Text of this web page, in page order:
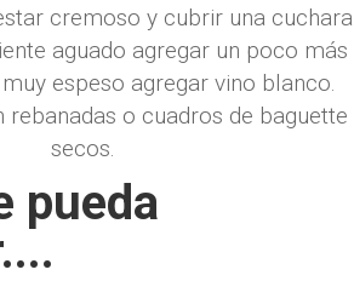
cremoso y cubrir una cuchara
aguado agregar un poco más
espeso agregar vino blanco.
rebanadas o cuadros de baguette
secos.
pueda